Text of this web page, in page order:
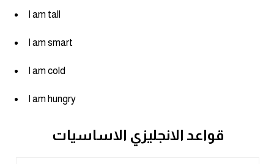
I am tall
I am smart
I am cold
I am hungry
قواعد الانجليزي الاساسيات